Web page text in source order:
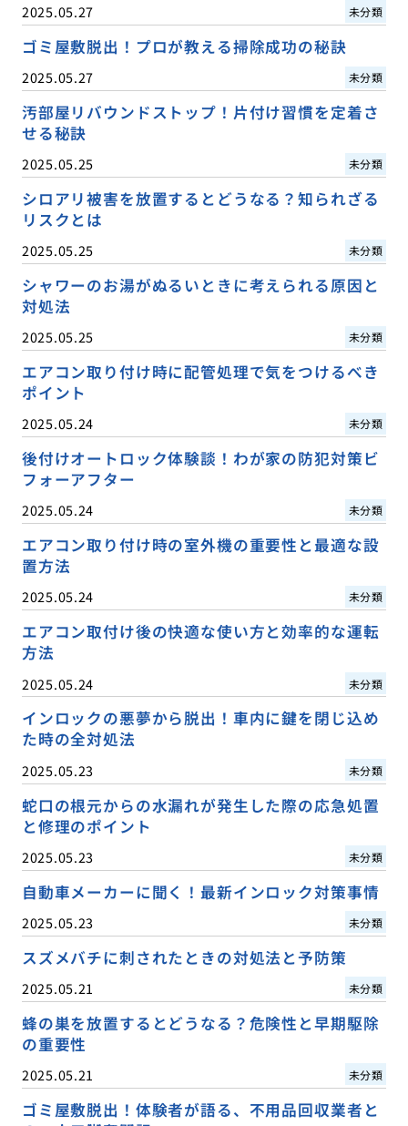
2025.05.27 未分類
ゴミ屋敷脱出！プロが教える掃除成功の秘訣
2025.05.27 未分類
汚部屋リバウンドストップ！片付け習慣を定着さ
せる秘訣
2025.05.25 未分類
シロアリ被害を放置するとどうなる？知られざる
リスクとは
2025.05.25 未分類
シャワーのお湯がぬるいときに考えられる原因と
対処法
2025.05.25 未分類
エアコン取り付け時に配管処理で気をつけるべき
ポイント
2025.05.24 未分類
後付けオートロック体験談！わが家の防犯対策ビ
フォーアフター
2025.05.24 未分類
エアコン取り付け時の室外機の重要性と最適な設
置方法
2025.05.24 未分類
エアコン取付け後の快適な使い方と効率的な運転
方法
2025.05.24 未分類
インロックの悪夢から脱出！車内に鍵を閉じ込め
た時の全対処法
2025.05.23 未分類
蛇口の根元からの水漏れが発生した際の応急処置
と修理のポイント
2025.05.23 未分類
自動車メーカーに聞く！最新インロック対策事情
2025.05.23 未分類
スズメバチに刺されたときの対処法と予防策
2025.05.21 未分類
蜂の巣を放置するとどうなる？危険性と早期駆除
の重要性
2025.05.21 未分類
ゴミ屋敷脱出！体験者が語る、不用品回収業者と